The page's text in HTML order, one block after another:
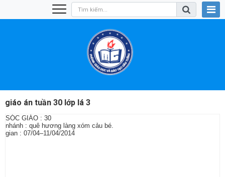
giáo án tuần 30 lớp lá 3
SÓC GIÁO : 30
nhánh : quê hương làng xóm cảu bé.
gian : 07/04–11/04/2014